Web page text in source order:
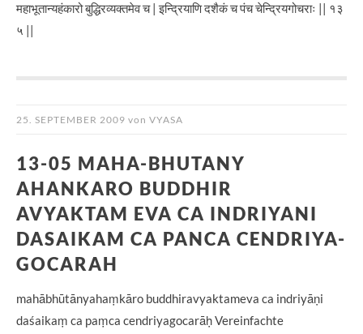
महाभूतान्यहंकारो बुद्धिरव्यक्तमेव च | इन्द्रियाणि दशैकं च पंच चेन्द्रियगोचराः || १३
५ ||
25. SEPTEMBER 2009 von VYASA
13-05 MAHA-BHUTANY
AHANKARO BUDDHIR
AVYAKTAM EVA CA INDRIYANI
DASAIKAM CA PANCA CENDRIYA-
GOCARAH
mahābhūtānyahaṃkāro buddhiravyaktameva ca indriyāṇi
daśaikaṃ ca paṃca cendriyagocarāḥ Vereinfachte